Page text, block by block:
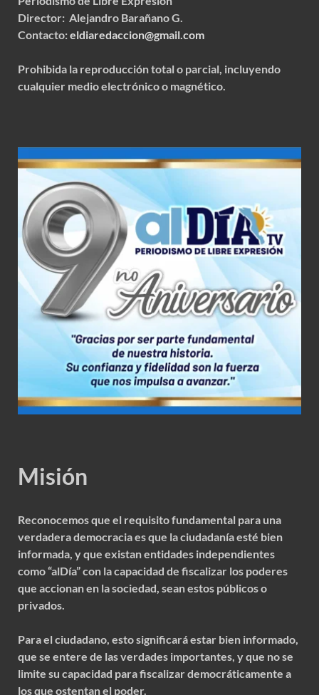
Director: Alejandro Barañano G.
Contacto:eldiaredaccion@gmail.com
Prohibida la reproducción total o parcial, incluyendo
cualquier medio electrónico o magnético.
Misión
Reconocemos que el requisito fundamental para una
verdadera democracia es que la ciudadanía esté bien
informada, y que existan entidades independientes
como “alDía” con la capacidad de fiscalizar los poderes
que accionan en la sociedad, sean estos públicos o
privados.
Para el ciudadano, esto significará estar bien informado,
que se entere de las verdades importantes, y que no se
limite su capacidad para fiscalizar democráticamente a
los que ostentan el poder.